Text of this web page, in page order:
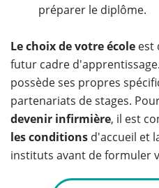
préparer le diplôme.
Le choix de votre école est
futur cadre
possède ses propres
partenariats de stages.
devenir infirmière, il est
les conditions d'accueil et
instituts avant de formuler